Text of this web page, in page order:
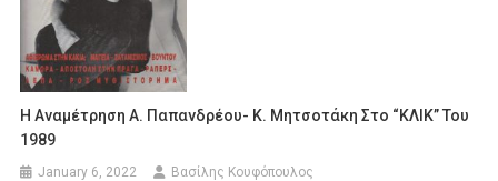
Η Αναμέτρηση Α. Παπανδρέου- Κ. Μητσοτάκη Στο “ΚΛΙΚ” Του
1989
January 6, 2022 Βασίλης Κουφόπουλος